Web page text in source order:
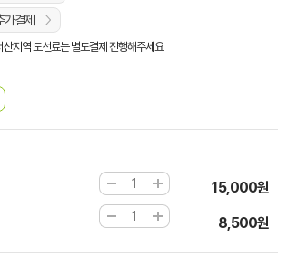
결제
지역 도선료는 별도결제 진행해주세요
15,000원
8,500원